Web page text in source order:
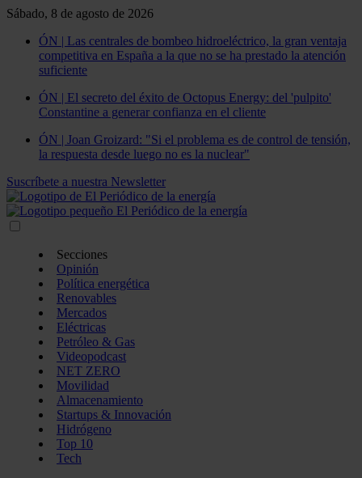
Sábado, 8 de agosto de 2026
ÓN | Las centrales de bombeo hidroeléctrico, la gran ventaja
competitiva en España a la que no se ha prestado la atención
suficiente
ÓN | El secreto del éxito de Octopus Energy: del 'pulpito'
Constantine a generar confianza en el cliente
ÓN | Joan Groizard: "Si el problema es de control de tensión,
la respuesta desde luego no es la nuclear"
Suscríbete a nuestra Newsletter
Secciones
Opinión
Política energética
Renovables
Mercados
Eléctricas
Petróleo & Gas
Videopodcast
NET ZERO
Movilidad
Almacenamiento
Startups & Innovación
Hidrógeno
Top 10
Tech